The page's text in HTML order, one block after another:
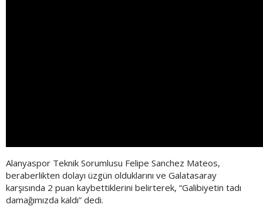
Alanyaspor Teknik Sorumlusu Felipe Sanchez Mateos,
beraberlikten dolayı üzgün olduklarını ve Galatasaray
karşısında 2 puan kaybettiklerini belirterek, “Galibiyetin tadı
damağımızda kaldı” dedi.